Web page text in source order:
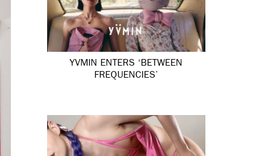
YVMIN ENTERS ‘BETWEEN
FREQUENCIES’